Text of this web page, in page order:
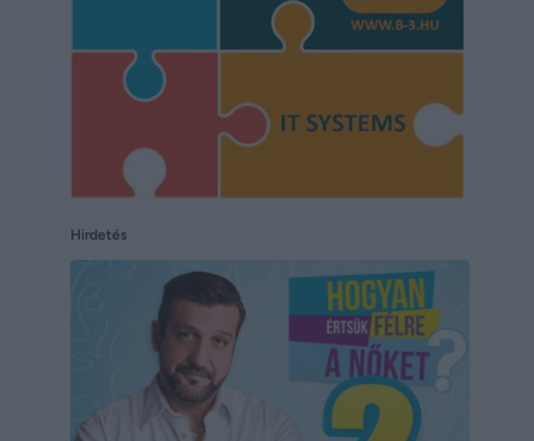
Hirdetés